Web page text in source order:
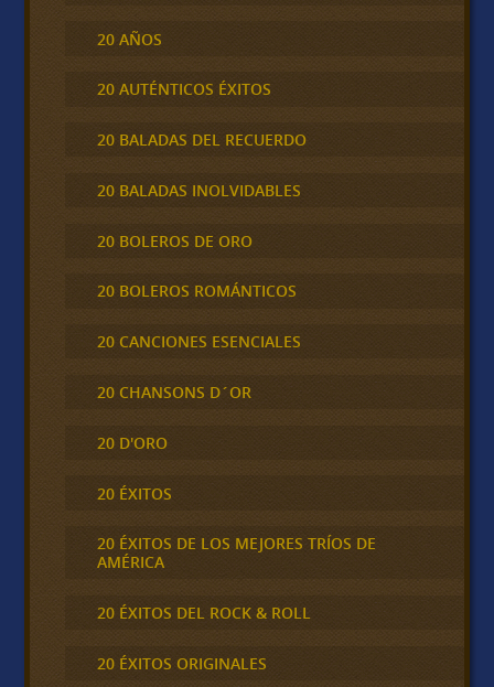
20 AÑOS
20 AUTÉNTICOS ÉXITOS
20 BALADAS DEL RECUERDO
20 BALADAS INOLVIDABLES
20 BOLEROS DE ORO
20 BOLEROS ROMÁNTICOS
20 CANCIONES ESENCIALES
20 CHANSONS D´OR
20 D'ORO
20 ÉXITOS
20 ÉXITOS DE LOS MEJORES TRÍOS DE
AMÉRICA
20 ÉXITOS DEL ROCK & ROLL
20 ÉXITOS ORIGINALES